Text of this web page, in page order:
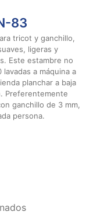
83
tricot y ganchillo,
ligeras y
Este estambre no
a máquina a
planchar a baja
Preferentemente
ganchillo de 3 mm,
persona.